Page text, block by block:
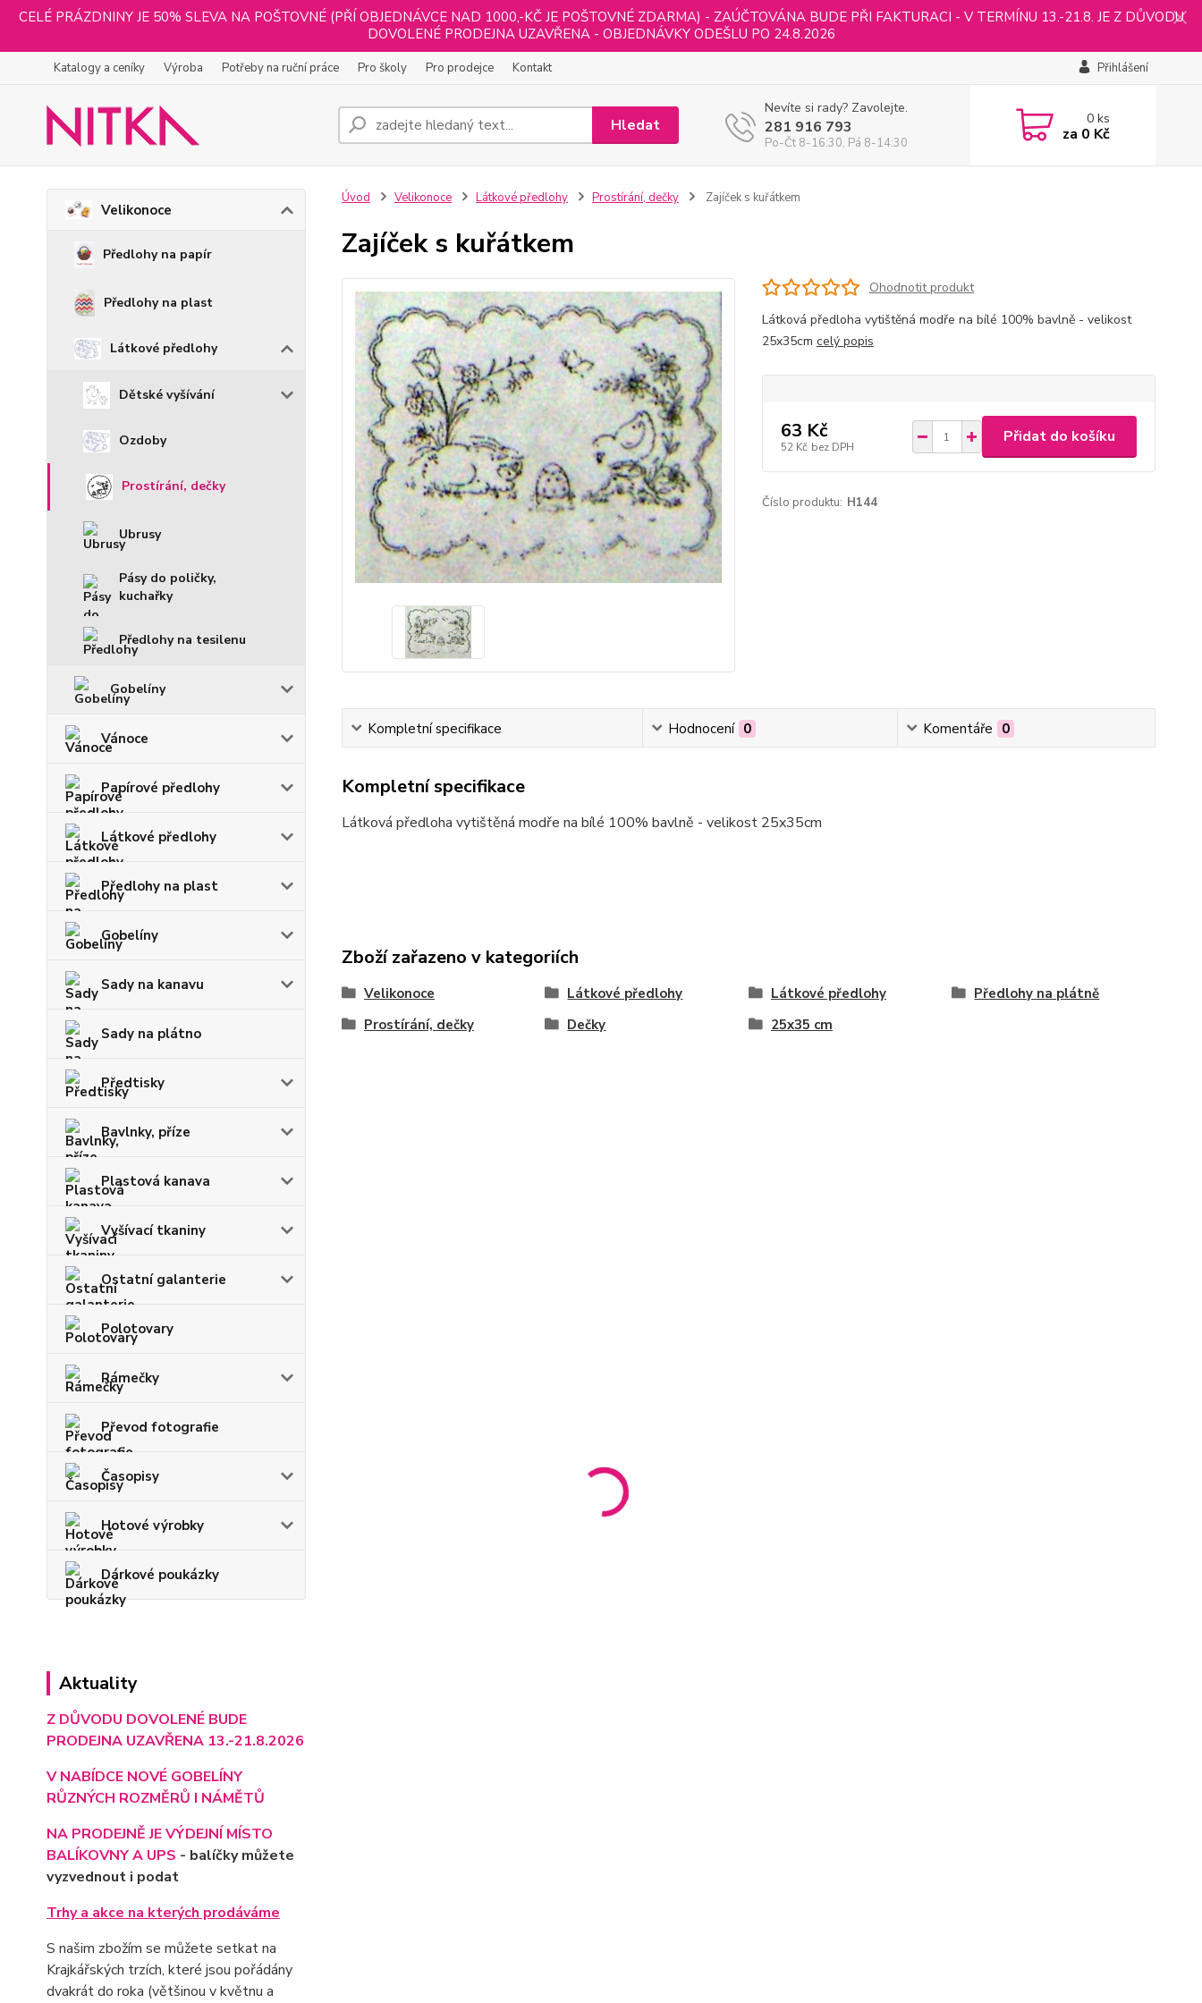
CELÉ PRÁZDNINY JE 50% SLEVA NA POŠTOVNÉ (PŘÍ OBJEDNÁVCE NAD 1000,-KČ JE POŠTOVNÉ ZDARMA) - ZAÚČTOVÁNA BUDE PŘI FAKTURACI - V TERMÍNU 13.-21.8. JE Z DŮVODU
DOVOLENÉ PRODEJNA UZAVŘENA - OBJEDNÁVKY ODEŠLU PO 24.8.2026
Katalogy a ceníky Výroba Potřeby na ruční práce Pro školy Pro prodejce Kontakt Přihlášení
Hledat
Nevíte si rady? Zavolejte.
281 916 793
Po-Čt 8-16:30, Pá 8-14:30
0ks
za 0 Kč
Velikonoce
Předlohy na papír
Předlohy na plast
Látkové předlohy
Dětské vyšívání
Ozdoby
Prostírání, dečky
Ubrusy
Pásy do poličky,
kuchařky
Předlohy na tesilenu
Gobelíny
Vánoce
Papírové předlohy
Látkové předlohy
Předlohy na plast
Gobelíny
Sady na kanavu
Sady na plátno
Předtisky
Bavlnky, příze
Plastová kanava
Vyšívací tkaniny
Ostatní galanterie
Polotovary
Rámečky
Převod fotografie
Časopisy
Hotové výrobky
Dárkové poukázky
Aktuality
Z DŮVODU DOVOLENÉ BUDE
PRODEJNA UZAVŘENA 13.-21.8.2026
V NABÍDCE NOVÉ GOBELÍNY
RŮZNÝCH ROZMĚRŮ I NÁMĚTŮ
NA PRODEJNĚ JE VÝDEJNÍ MÍSTO
BALÍKOVNY A UPS - balíčky můžete
vyzvednout i podat
Trhy a akce na kterých prodáváme
S našim zbožím se můžete setkat na
Krajkářských trzích, které jsou pořádány
dvakrát do roka (většinou v květnu a
Úvod Velikonoce Látkové předlohy Prostírání, dečky Zajíček s kuřátkem
Zajíček s kuřátkem
Ohodnotit produkt
Látková předloha vytištěná modře na bílé 100% bavlně - velikost
25x35cm celý popis
63 Kč
52 Kč bez DPH
Přidat do košíku
Číslo produktu: H144
Kompletní specifikace Hodnocení 0 Komentáře 0
Kompletní specifikace
Látková předloha vytištěná modře na bílé 100% bavlně - velikost 25x35cm
Zboží zařazeno v kategoriích
Velikonoce Látkové předlohy Látkové předlohy
Předlohy na plátně
Prostírání, dečky
Dečky 25x35 cm